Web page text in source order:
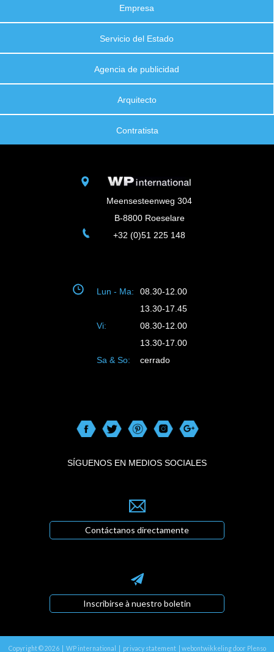
Empresa
Servicio del Estado
Agencia de publicidad
Arquitecto
Contratista
Meensesteenweg 304
B-8800 Roeselare
+32 (0)51 225 148
Lun - Ma:
08.30-12.00
13.30-17.45
Vi:
08.30-12.00
13.30-17.00
Sa & So:
cerrado
SÍGUENOS EN MEDIOS SOCIALES
Contáctanos directamente
Inscribirse à nuestro boletin
Copyright © 2026 | WP international | privacy statement| webontwikkeling door Plenso